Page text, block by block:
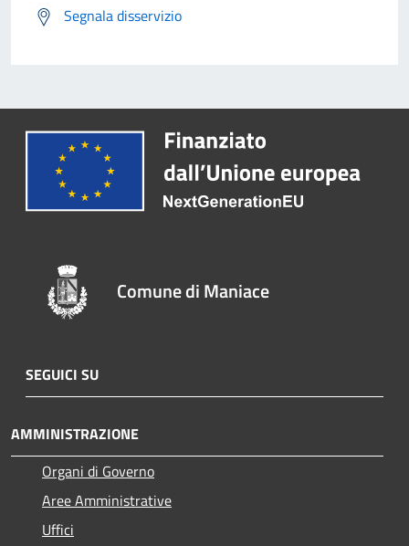
Segnala disservizio
Comune di Maniace
SEGUICI SU
AMMINISTRAZIONE
Organi di Governo
Aree Amministrative
Uffici